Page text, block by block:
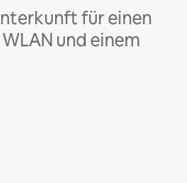
für einen
und einem